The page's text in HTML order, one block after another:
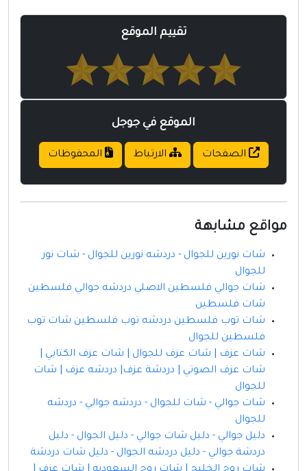
تقييم الموقع
الموقع في جوجل
الصفحات الارتباط المحفوظات
مواقع مشابهة
شات نورين للجوال - دردشه نورين للجوال - شات نور
للجوال
شات جوالي فلسطين الاصلي دردشه جوالي فلسطين
شات فلسطين
شات توب فلسطين دردشه توب فلسطين شات توب
فلسطين للجوال
شات عزف | شات عزف للجوال | شات عزف الكتابي |
شات عزف الصوتي | دردشة عزف| دردشه عزف | شات
للجوال
شات جوالي - شات للجوال - دردشه جوالي - دردشه
للجوال
دليل جوالي - دليل شات جوالي - دليل الجوال - دليل
دردشة جوالي - دليل دردشه الجوال - دليل شات دردشة